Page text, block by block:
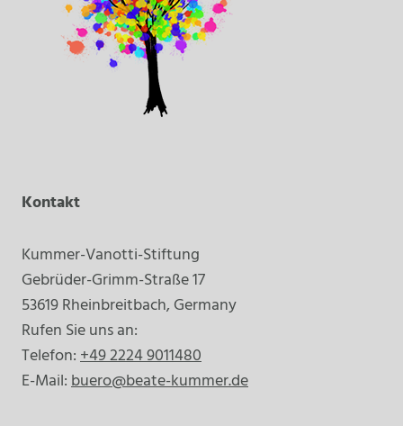
Kontakt
Kummer-Vanotti-Stiftung
Gebrüder-Grimm-Straße 17
53619 Rheinbreitbach, Germany
Rufen Sie uns an:
Telefon:+49 2224 9011480
E-Mail:buero@beate-kummer.de